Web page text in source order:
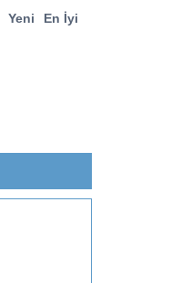
Yeni En İyi